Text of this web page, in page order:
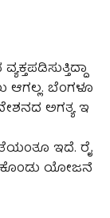
ಆಗಲ್ಲ. ಬೆಂಗಳೂ
ಅಗತ್ಯ ಇ
ಇದೆ. ರೈ
ಯೋಜನೆ